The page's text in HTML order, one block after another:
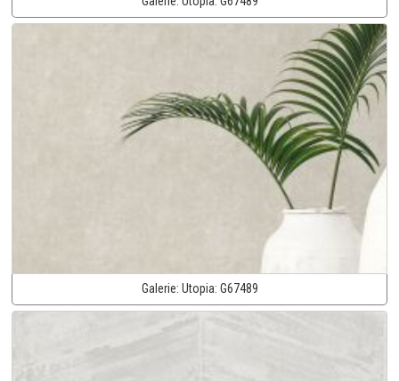
Galerie: Utopia: G67489